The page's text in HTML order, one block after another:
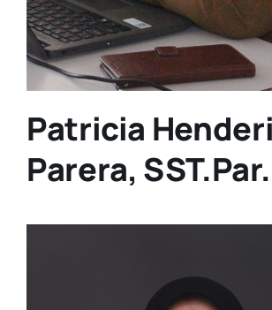
Patricia
Parera, SST.Par.